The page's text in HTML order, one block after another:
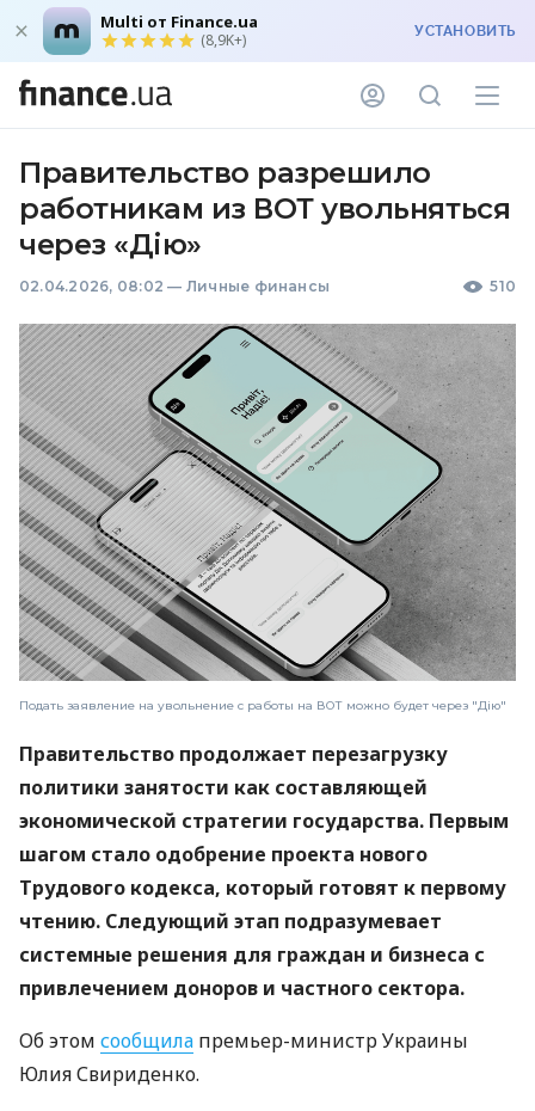
Multi от Finance.ua
(8,9K+) УСТАНОВИТЬ
Правительство разрешило
работникам из ВОТ увольняться
через «Дію»
02.04.2026, 08:02 — Личные финансы 510
Подать заявление на увольнение с работы на ВОТ можно будет через "Дію"
Правительство продолжает перезагрузку
политики занятости как составляющей
экономической стратегии государства. Первым
шагом стало одобрение проекта нового
Трудового кодекса, который готовят к первому
чтению. Следующий этап подразумевает
системные решения для граждан и бизнеса с
привлечением доноров и частного сектора.
Об этом сообщила премьер-министр Украины
Юлия Свириденко.